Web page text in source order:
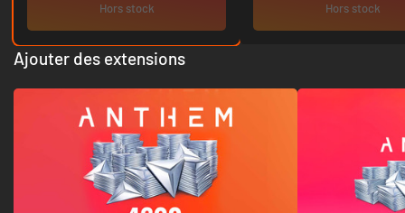
Hors stock Hors stock
Ajouter des extensions